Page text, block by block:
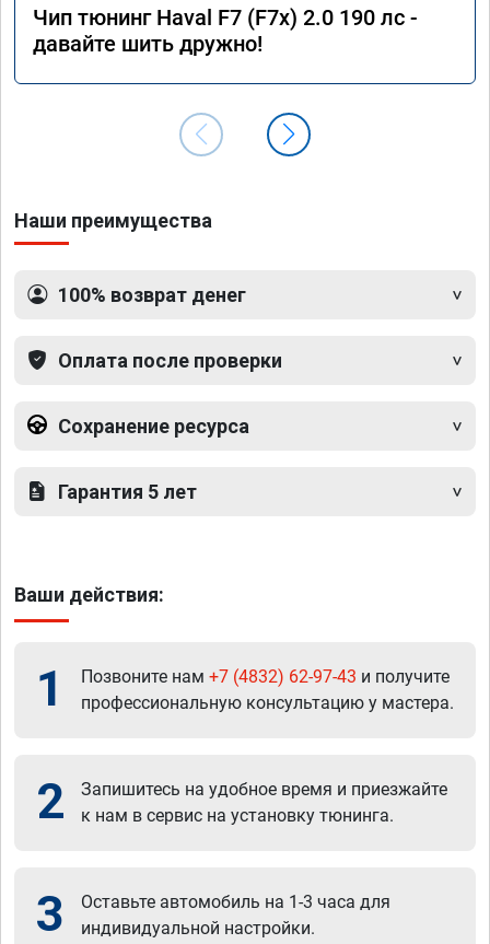
Чип тюнинг Haval F7 (F7x) 2.0 190 лс -
давайте шить дружно!
Наши преимущества
100% возврат денег
Оплата после проверки
Сохранение ресурса
Гарантия 5 лет
Ваши действия:
1 Позвоните нам +7 (4832) 62-97-43 и получите
профессиональную консультацию у мастера.
2
Запишитесь на удобное время и приезжайте
к нам в сервис на установку тюнинга.
3
Оставьте автомобиль на 1-3 часа для
индивидуальной настройки.